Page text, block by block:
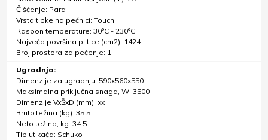
Čišćenje: Para
Vrsta tipke na pećnici: Touch
Raspon temperature: 30°C - 230°C
Najveća površina plitice (cm2): 1424
Broj prostora za pečenje: 1
Ugradnja:
Dimenzije za ugradnju: 590x560x550
Maksimalna priključna snaga, W: 3500
Dimenzije VxŠxD (mm): xx
BrutoTežina (kg): 35.5
Neto težina, kg: 34.5
Tip utikača: Schuko